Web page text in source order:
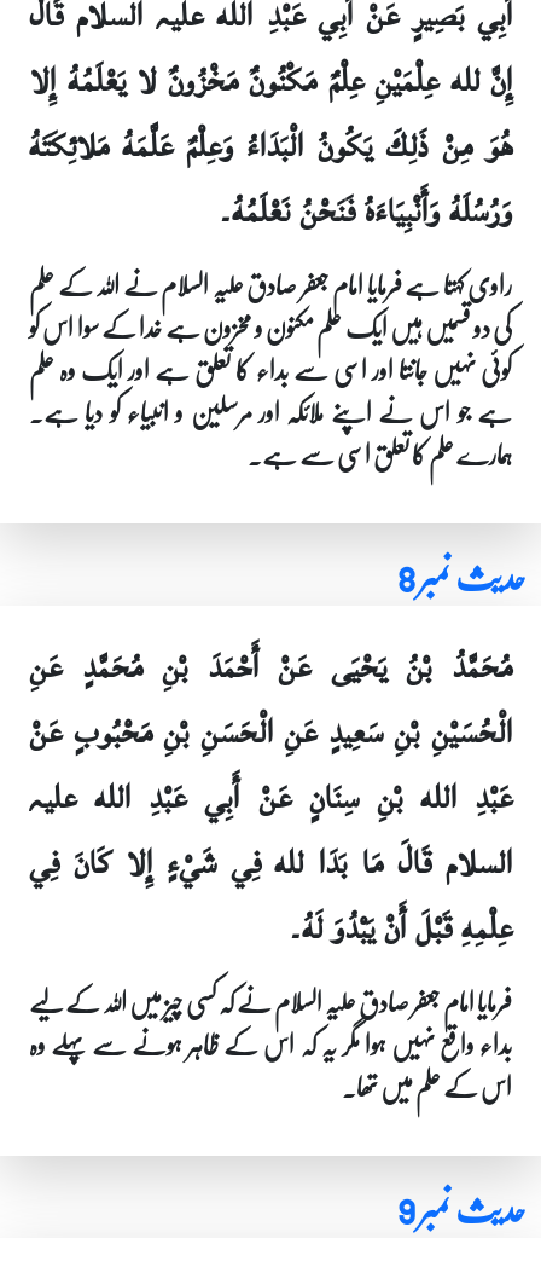
أَبِي بَصِيرٍ عَنْ أَبِي عَبْدِ الله علیہ السلام قَالَ
إِنَّ لله عِلْمَيْنِ عِلْمٌ مَكْنُونٌ مَخْزُونٌ لا يَعْلَمُهُ إِلا
هُوَ مِنْ ذَلِكَ يَكُونُ الْبَدَاءُ وَعِلْمٌ عَلَّمَهُ مَلائِكَتَهُ
وَرُسُلَهُ وَأَنْبِيَاءَهُ فَنَحْنُ نَعْلَمُهُ۔
راوی کہتا ہے فرمایا امام جعفر صادق علیہ السلام نے اللہ کے علم
کی دو قسمیں ہیں ایک علم مکنون و مخزون ہے خدا کے سوا اس کو
کوئی نہیں جانتا اور اسی سے بداء کا تعلق ہے اور ایک وہ علم
ہے جو اس نے اپنے ملائکہ اور مرسلین و انبیاء کو دیا ہے۔
ہمارے علم کا تعلق اسی سے ہے۔
حدیث نمبر 8
مُحَمَّدُ بْنُ يَحْيَى عَنْ أَحْمَدَ بْنِ مُحَمَّدٍ عَنِ
الْحُسَيْنِ بْنِ سَعِيدٍ عَنِ الْحَسَنِ بْنِ مَحْبُوبٍ عَنْ
عَبْدِ الله بْنِ سِنَانٍ عَنْ أَبِي عَبْدِ الله علیہ
السلام قَالَ مَا بَدَا لله فِي شَيْءٍ إِلا كَانَ فِي
عِلْمِهِ قَبْلَ أَنْ يَبْدُوَ لَهُ۔
فرمایا امام جعفر صادق علیہ السلام نے کہ کسی چیز میں اللہ کے لیے
بداء واقع نہیں ہوا مگر یہ کہ اس کے ظاہر ہونے سے پہلے وہ
اس کے علم میں تھا۔
حدیث نمبر 9